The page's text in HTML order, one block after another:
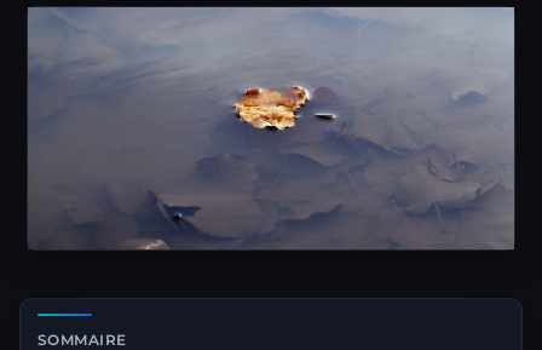
Zone de lecture principale avec sommaire latéral.
SOMMAIRE